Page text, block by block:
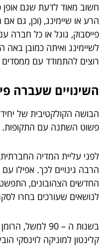
חשוב מאוד לדעת שגם
הרע או שיימינג, (וכן, גם
פייסבוק, גוגל או כל חברה
לשיימינג ואיתה כמובן
רוצים להתמודד עם ממסדים
השינויים שעברה
הבושה הקולקטיבית של
פשוט השתנה עם התקופות.
לפני עליית המדיה
הרבה גינויים לכך. אפילו
החדשים הצהובונים,
לנושאים שעורכים בחרו
בשנות ה – 90
קלינטון למוניקה לוינסקי